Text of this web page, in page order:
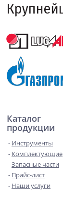
Каталог
продукции
Инструменты
Комплектующие
Запасные части
Прайс-лист
Наши услуги